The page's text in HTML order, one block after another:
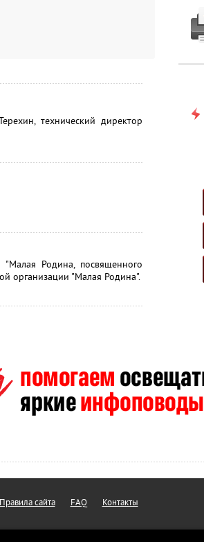
технический директор
"Малая Родина, посвященного
организации "Малая Родина".
сайта FAQ
Контакты